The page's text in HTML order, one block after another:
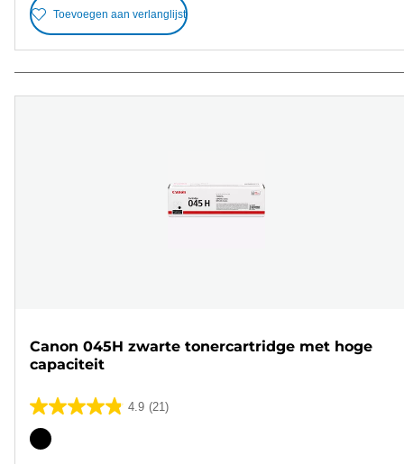
Toevoegen aan verlanglijst
Canon 045H zwarte tonercartridge met hoge
capaciteit
4.9 (21)
4.9
van
Kleurencartridge